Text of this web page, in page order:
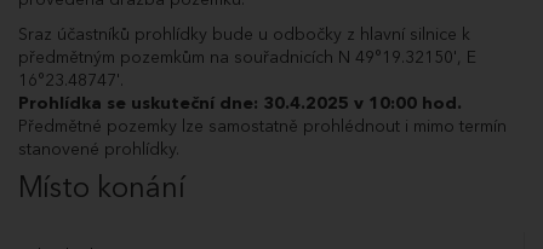
na 18 210 000 Kč.
21.05.2025
11:02:53.413
Poprvé pro účastníka dražby ABO33411.
21.05.2025
11:02:53.380
Dražitel ABO33411 podal příhoz do dražby
ve výši 50 000 Kč a navýšil nabídnutou cenu
na 18 110 000 Kč.
21.05.2025
11:02:32.543
Poprvé pro účastníka dražby WJU27677.
Sraz účastníků prohlídky bude u odbočky z hlavní silnice k
předmětným pozemkům na souřadnicích N 49°19.32150', E
16°23.48747'.
Prohlídka se uskuteční dne: 30.4.2025 v 10:00 hod.
Předmětné pozemky lze samostatně prohlédnout i mimo termín
stanovené prohlídky.
Místo konání